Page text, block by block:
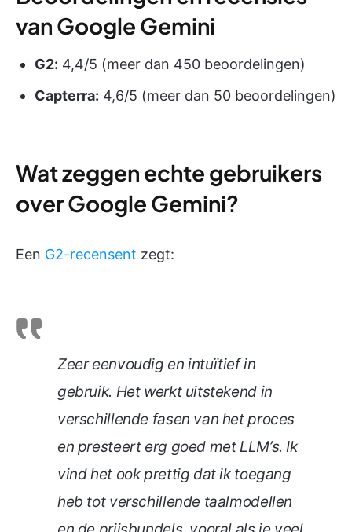
van Google Gemini
G2: 4,4/5 (meer dan 450 beoordelingen)
Capterra: 4,6/5 (meer dan 50 beoordelingen)
Wat zeggen echte gebruikers
over Google Gemini?
Een G2-recensent zegt:
Zeer eenvoudig en intuïtief in
gebruik. Het werkt uitstekend in
verschillende fasen van het proces
en presteert erg goed met LLM’s. Ik
vind het ook prettig dat ik toegang
heb tot verschillende taalmodellen